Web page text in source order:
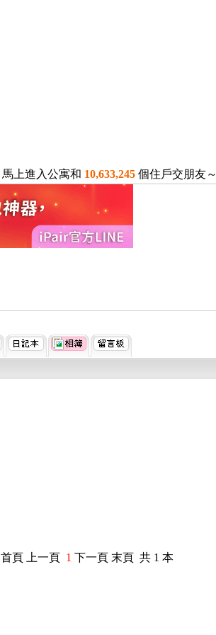
馬上進入公寓和 10,633,245 個住戶交朋友～
首頁 上一頁 1 下一頁 末頁 共 1 本